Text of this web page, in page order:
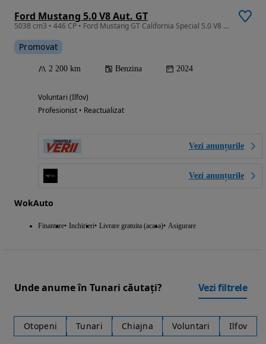
Ford Mustang 5.0 V8 Aut. GT
5038 cm3 • 446 CP • Ford Mustang GT California Special 5.0 V8 Cabrio — 450 CP | Perf
Promovat
2 200 km Benzina 2024
Voluntari (Ilfov)
Profesionist • Reactualizat
Vezi anunțurile
Vezi anunțurile
WokAuto
Finantare Inchirieri Livrare gratuita (acasa) Asigurare
Unde anume în Tunari căutați? Vezi filtrele
Otopeni Tunari Chiajna Voluntari Ilfov